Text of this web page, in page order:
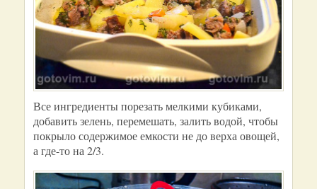
Все ингредиенты порезать мелкими кубиками,
добавить зелень, перемешать, залить водой, чтобы
покрыло содержимое емкости не до верха овощей,
а где-то на 2/3.